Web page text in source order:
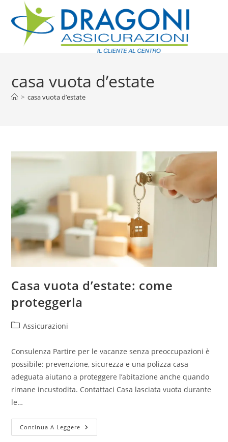
casa vuota d’estate
> casa vuota d’estate
Casa vuota d’estate: come
proteggerla
Assicurazioni
Consulenza Partire per le vacanze senza preoccupazioni è
possibile: prevenzione, sicurezza e una polizza casa
adeguata aiutano a proteggere l’abitazione anche quando
rimane incustodita. Contattaci Casa lasciata vuota durante
le…
Continua A Leggere